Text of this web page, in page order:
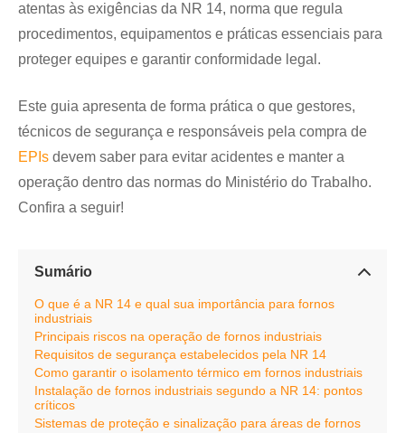
atentas às exigências da NR 14, norma que regula
procedimentos, equipamentos e práticas essenciais para
proteger equipes e garantir conformidade legal.
Este guia apresenta de forma prática o que gestores,
técnicos de segurança e responsáveis pela compra de
EPIs devem saber para evitar acidentes e manter a
operação dentro das normas do Ministério do Trabalho.
Confira a seguir!
Sumário
O que é a NR 14 e qual sua importância para fornos
industriais
Principais riscos na operação de fornos industriais
Requisitos de segurança estabelecidos pela NR 14
Como garantir o isolamento térmico em fornos industriais
Instalação de fornos industriais segundo a NR 14: pontos
críticos
Sistemas de proteção e sinalização para áreas de fornos